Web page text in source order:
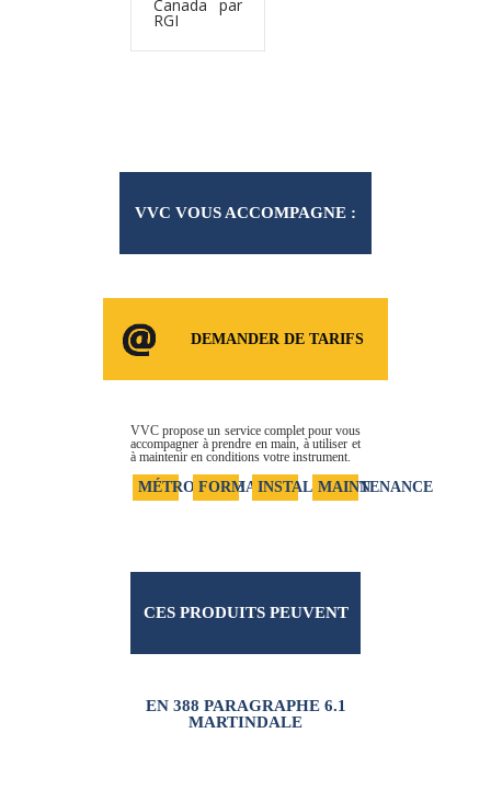
Canada par
RGI
VVC VOUS ACCOMPAGNE :
CONSOMMABLES ET
SERVICES
DEMANDER DE TARIFS
VVC propose un service complet pour vous
accompagner à prendre en main, à utiliser et
à maintenir en conditions votre instrument.
MÉTROLOGIEFORMATIONINSTALLATIONMAINTENANCE
CES PRODUITS PEUVENT
EN 388 PARAGRAPHE 6.1
MARTINDALE